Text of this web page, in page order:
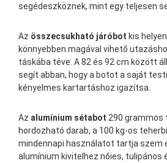
segédeszköznek, mint egy teljesen
Az összecsukható járóbot kis
könnyebben magával vihető
táskába téve. A 82 és 92 cm között
segít abban, hogy a botot a saját
kényelmes kartartáshoz igazítsa.
Az alumínium sétabot 290 grammos
hordozható darab, a 100 kg-os
mindennapi használatot tartja szem
alumínium kivitelhez nőies, tulipános